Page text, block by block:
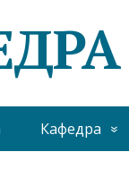
Кафедра